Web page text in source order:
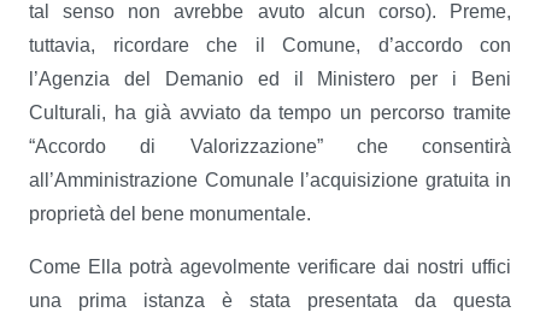
tal senso non avrebbe avuto alcun corso). Preme,
tuttavia, ricordare che il Comune, d’accordo con
l’Agenzia del Demanio ed il Ministero per i Beni
Culturali, ha già avviato da tempo un percorso tramite
“Accordo di Valorizzazione” che consentirà
all’Amministrazione Comunale l’acquisizione gratuita in
proprietà del bene monumentale.
Come Ella potrà agevolmente verificare dai nostri uffici
una prima istanza è stata presentata da questa